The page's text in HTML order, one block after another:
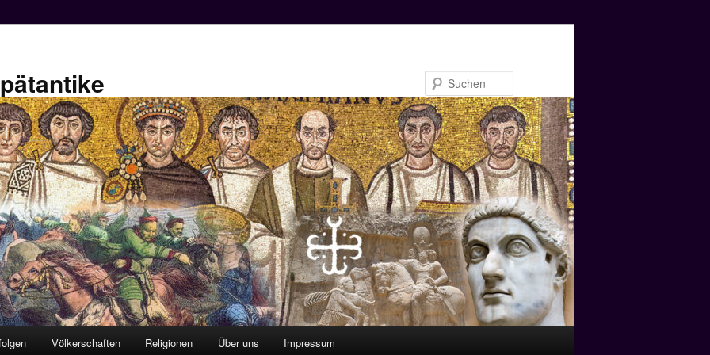
Völkerschaften Religionen Über uns Impressum